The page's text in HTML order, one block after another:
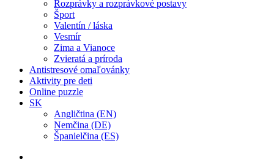
Rozprávky a rozprávkové postavy
Šport
Valentín / láska
Vesmír
Zima a Vianoce
Zvieratá a príroda
Antistresové omaľovánky
Aktivity pre deti
Online puzzle
SK
Angličtina (EN)
Nemčina (DE)
Španielčina (ES)